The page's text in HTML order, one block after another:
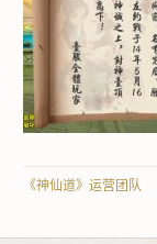
《神仙道》运营团队